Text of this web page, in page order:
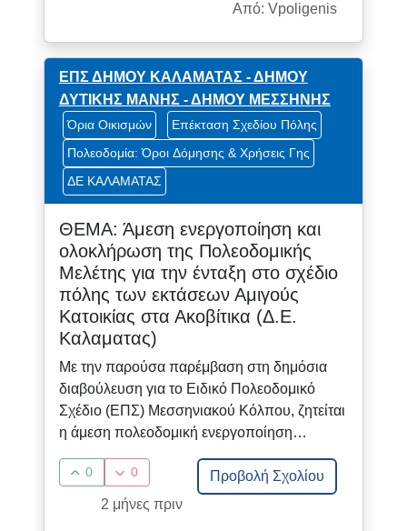
Από: Vpoligenis
ΕΠΣ ΔΗΜΟΥ ΚΑΛΑΜΑΤΑΣ - ΔΗΜΟΥ
ΔΥΤΙΚΗΣ ΜΑΝΗΣ - ΔΗΜΟΥ ΜΕΣΣΗΝΗΣ
Όρια Οικισμών
Επέκταση Σχεδίου Πόλης
Πολεοδομία: Όροι Δόμησης & Χρήσεις Γης
ΔΕ ΚΑΛΑΜΑΤΑΣ
ΘΕΜΑ: Άμεση ενεργοποίηση και
ολοκλήρωση της Πολεοδομικής
Μελέτης για την ένταξη στο σχέδιο
πόλης των εκτάσεων Αμιγούς
Κατοικίας στα Ακοβίτικα (Δ.Ε.
Καλαματας)
Με την παρούσα παρέμβαση στη δημόσια
διαβούλευση για το Ειδικό Πολεοδομικό
Σχέδιο (ΕΠΣ) Μεσσηνιακού Κόλπου, ζητείται
η άμεση πολεοδομική ενεργοποίηση…
0 0
Προβολή Σχολίου
2 μήνες πριν